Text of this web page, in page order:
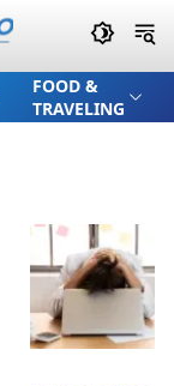
FOOD &
TRAVELING